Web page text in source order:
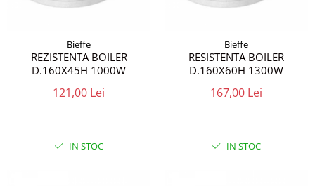
Bieffe
REZISTENTA BOILER
D.160X45H 1000W
121,00 Lei
IN STOC
Bieffe
RESISTENTA BOILER
D.160X60H 1300W
167,00 Lei
IN STOC